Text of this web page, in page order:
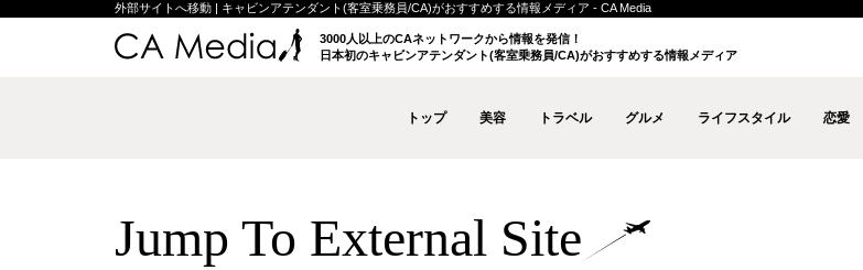
外部サイトへ移動 | キャビンアテンダント(客室乗務員/CA)がおすすめする情報メディア - CA Media
3000人以上のCAネットワークから情報を発信！
日本初のキャビンアテンダント(客室乗務員/CA)がおすすめする情報メディア
トップ 美容 トラベル グルメ ライフスタイル 恋愛
Jump To External Site